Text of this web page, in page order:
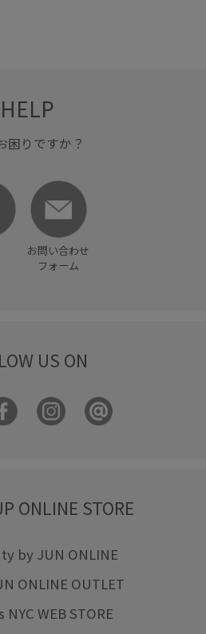
HELP
困りですか？
お問い合わせ
フォーム
US ON
ONLINE STORE
by JUN ONLINE
ONLINE OUTLET
WEB STORE